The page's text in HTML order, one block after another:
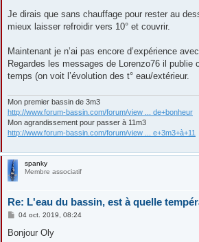
Je dirais que sans chauffage pour rester au
mieux laisser refroidir vers 10° et couvrir.
Maintenant je n’ai pas encore d’expérience
Regardes les messages de Lorenzo76 il publie
temps (on voit l’évolution des t° eau/extérieur.
Mon premier bassin de 3m3
http://www.forum-bassin.com/forum/view ... de+bonheur
Mon agrandissement pour passer à 11m3
http://www.forum-bassin.com/forum/view ... e+3m3+à+11
spanky
Membre associatif
Re: L'eau du bassin, est à quelle
M
s
04 oct. 2019, 08:24
Bonjour Oly